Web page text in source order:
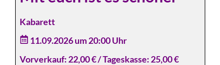
Kabarett
11.09.2026 um 20:00 Uhr
Vorverkauf: 22,00 € / Tageskasse: 25,00 €